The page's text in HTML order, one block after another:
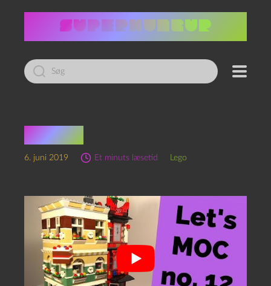
Led
efter:
Bageri!
6. juni 2019 Et minuts læsetid Lego